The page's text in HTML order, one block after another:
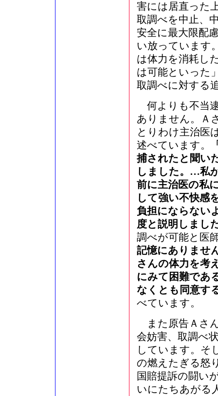
害には居直った
取調べを中止、
安全に最大限配
い放っています
は体力を消耗し
は可能といった
取調べに対する
何よりも不当
ありません。Ａ
とりわけ主治医
述べています。
捕されたと聞い
しました。…私
前に主治医の私
して強い不快感
負担にならない
度と説明しまし
調べが可能と医
記憶にありませ
さんの体力を考
にみて困難であ
なくとも同意す
べています。
また原告Ａさ
会妨害、取調べ
しています。そ
の燃えたぎる怒
国賠提訴の闘い
いにたちあがる